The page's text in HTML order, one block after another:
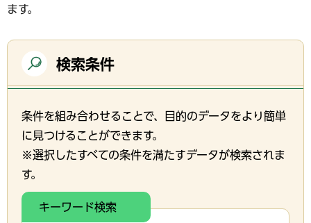
ます。
検索条件
条件を組み合わせることで、目的のデータをより簡単
に見つけることができます。
※選択したすべての条件を満たすデータが検索されま
す。
キーワード検索